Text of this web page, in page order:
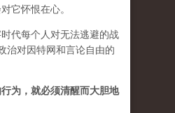
它怀恨在心。
代每个人对无法逃避的战
对因特网和言论自由的
为，就必须清醒而大胆地